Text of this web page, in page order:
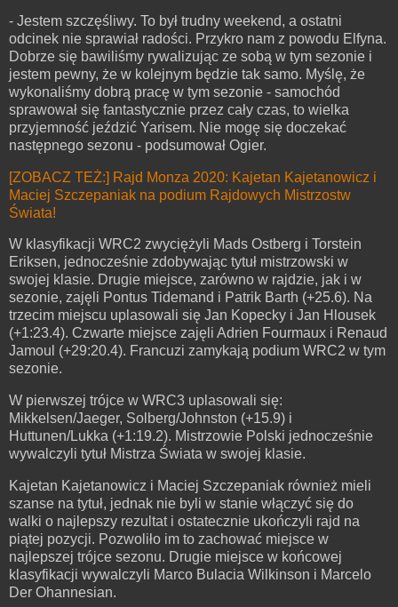
- Jestem szczęśliwy. To był trudny weekend, a ostatni
odcinek nie sprawiał radości. Przykro nam z powodu Elfyna.
Dobrze się bawiliśmy rywalizując ze sobą w tym sezonie i
jestem pewny, że w kolejnym będzie tak samo. Myślę, że
wykonaliśmy dobrą pracę w tym sezonie - samochód
sprawował się fantastycznie przez cały czas, to wielka
przyjemność jeździć Yarisem. Nie mogę się doczekać
następnego sezonu - podsumował Ogier.
[ZOBACZ TEŻ:] Rajd Monza 2020: Kajetan Kajetanowicz i
Maciej Szczepaniak na podium Rajdowych Mistrzostw
Świata!
W klasyfikacji WRC2 zwyciężyli Mads Ostberg i Torstein
Eriksen, jednocześnie zdobywając tytuł mistrzowski w
swojej klasie. Drugie miejsce, zarówno w rajdzie, jak i w
sezonie, zajęli Pontus Tidemand i Patrik Barth (+25.6). Na
trzecim miejscu uplasowali się Jan Kopecky i Jan Hlousek
(+1:23.4). Czwarte miejsce zajęli Adrien Fourmaux i Renaud
Jamoul (+29:20.4). Francuzi zamykają podium WRC2 w tym
sezonie.
W pierwszej trójce w WRC3 uplasowali się:
Mikkelsen/Jaeger, Solberg/Johnston (+15.9) i
Huttunen/Lukka (+1:19.2). Mistrzowie Polski jednocześnie
wywalczyli tytuł Mistrza Świata w swojej klasie.
Kajetan Kajetanowicz i Maciej Szczepaniak również mieli
szanse na tytuł, jednak nie byli w stanie włączyć się do
walki o najlepszy rezultat i ostatecznie ukończyli rajd na
piątej pozycji. Pozwoliło im to zachować miejsce w
najlepszej trójce sezonu. Drugie miejsce w końcowej
klasyfikacji wywalczyli Marco Bulacia Wilkinson i Marcelo
Der Ohannesian.